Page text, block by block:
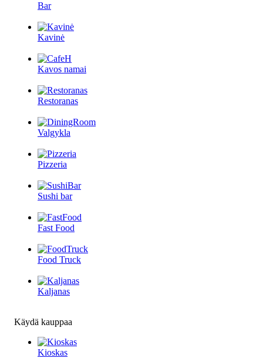
Bar
Kavinė
Kavos namai
Restoranas
Valgykla
Pizzeria
Sushi bar
Fast Food
Food Truck
Kaljanas
Käydä kauppaa
Kioskas